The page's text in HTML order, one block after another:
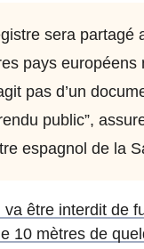
sera partagé
pays européens
pas d’un
public”,
espagnol de la
va être interdit de
10 mètres de